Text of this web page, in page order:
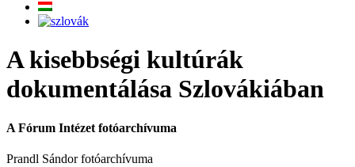
A kisebbségi kultúrák
dokumentálása Szlovákiában
A Fórum Intézet fotóarchívuma
Prandl Sándor fotóarchívuma